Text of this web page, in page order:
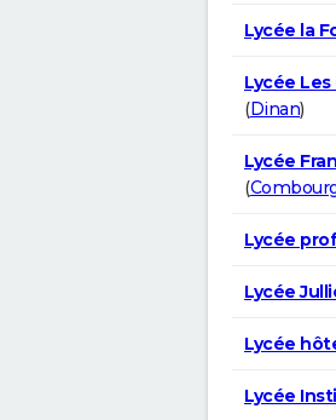
Lycée la
Lycée
(Dinan)
Lycée
(
Lycée
Lycée
Lycée
Lycée